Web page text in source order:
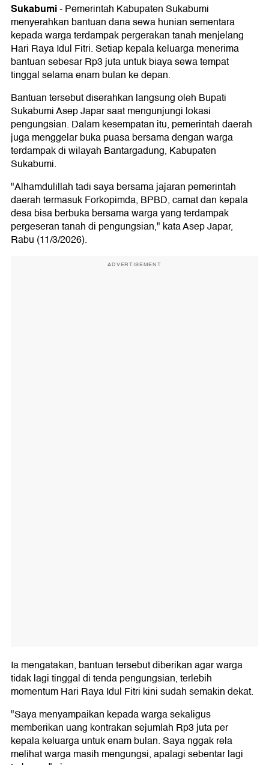
Sukabumi-Pemerintah Kabupaten Sukabumi
menyerahkan bantuan dana sewa hunian sementara
kepada warga terdampak pergerakan tanah menjelang
Hari Raya Idul Fitri. Setiap kepala keluarga menerima
bantuan sebesar Rp3 juta untuk biaya sewa tempat
tinggal selama enam bulan ke depan.
Bantuan tersebut diserahkan langsung oleh Bupati
Sukabumi Asep Japar saat mengunjungi lokasi
pengungsian. Dalam kesempatan itu, pemerintah daerah
juga menggelar buka puasa bersama dengan warga
terdampak di wilayah Bantargadung, Kabupaten
Sukabumi.
"Alhamdulillah tadi saya bersama jajaran pemerintah
daerah termasuk Forkopimda, BPBD, camat dan kepala
desa bisa berbuka bersama warga yang terdampak
pergeseran tanah di pengungsian," kata Asep Japar,
Rabu (11/3/2026).
ADVERTISEMENT
Ia mengatakan, bantuan tersebut diberikan agar warga
tidak lagi tinggal di tenda pengungsian, terlebih
momentum Hari Raya Idul Fitri kini sudah semakin dekat.
"Saya menyampaikan kepada warga sekaligus
memberikan uang kontrakan sejumlah Rp3 juta per
kepala keluarga untuk enam bulan. Saya nggak rela
melihat warga masih mengungsi, apalagi sebentar lagi